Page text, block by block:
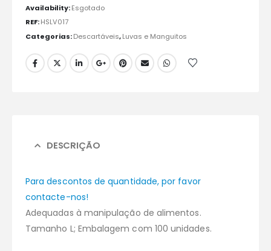
Availability:Esgotado
REF:HSLV017
Categorias:Descartáveis,Luvas e Manguitos
DESCRIÇÃO
Para descontos de quantidade, por favor
contacte-nos!
Adequadas à manipulação de alimentos.
Tamanho L; Embalagem com 100 unidades.